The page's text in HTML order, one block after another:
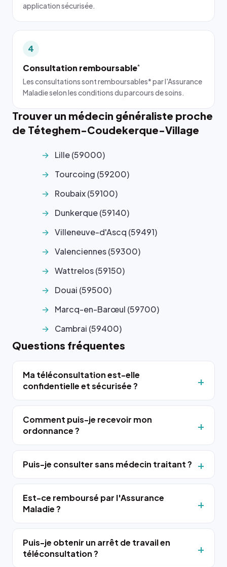
application sécurisée.
4
Consultation remboursable*
Les consultations sont remboursables* par l'Assurance
Maladie selon les conditions du parcours de soins.
Trouver un médecin généraliste proche
de Téteghem-Coudekerque-Village
Lille (59000)
Tourcoing (59200)
Roubaix (59100)
Dunkerque (59140)
Villeneuve-d'Ascq (59491)
Valenciennes (59300)
Wattrelos (59150)
Douai (59500)
Marcq-en-Barœul (59700)
Cambrai (59400)
Questions fréquentes
Ma téléconsultation est-elle
confidentielle et sécurisée ?
Comment puis-je recevoir mon
ordonnance ?
Puis-je consulter sans médecin traitant ?
Est-ce remboursé par l'Assurance
Maladie ?
Puis-je obtenir un arrêt de travail en
téléconsultation ?